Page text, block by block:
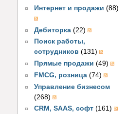
Интернет и продажи (88)
Дебиторка (22)
Поиск работы,
сотрудников (131)
Прямые продажи (49)
FMCG, розница (74)
Управление бизнесом
(268)
CRM, SAAS, софт (161)